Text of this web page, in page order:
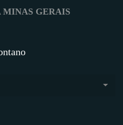
MINAS GERAIS